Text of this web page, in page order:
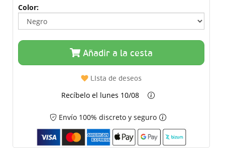
Color:
Añadir a la cesta
Lista de deseos
Recíbelo el lunes 10/08
Envío 100% discreto y seguro